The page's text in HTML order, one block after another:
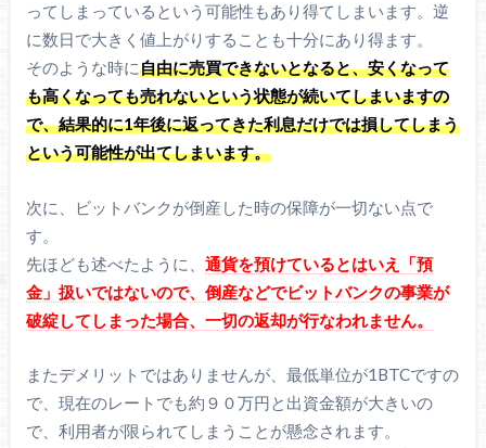
ってしまっているという可能性もあり得てしまいます。逆
に数日で大きく値上がりすることも十分にあり得ます。
そのような時に自由に売買できないとなると、安くなって
も高くなっても売れないという状態が続いてしまいますの
で、結果的に1年後に返ってきた利息だけでは損してしまう
という可能性が出てしまいます。
次に、ビットバンクが倒産した時の保障が一切ない点で
す。
先ほども述べたように、 通貨を預けているとはいえ「預
金」扱いではないので、倒産などでビットバンクの事業が
破綻してしまった場合、一切の返却が行なわれません。
またデメリットではありませんが、最低単位が1BTCですの
で、現在のレートでも約９０万円と出資金額が大きいの
で、利用者が限られてしまうことが懸念されます。